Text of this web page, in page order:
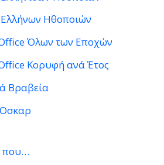
Ηθοποιών
Όλων των Εποχών
Κορυφή ανά Έτος
Βραβεία
που…